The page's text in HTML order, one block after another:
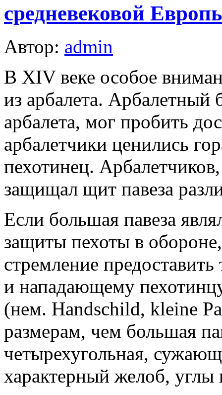
средневековой
Автор: admin
В XIV веке особое
из арбалета.
арбалета, мог пробить
арбалетчики ценились
пехотинец.
защищал щит павеза
Если большая павеза
защиты пехоты в
стремление
и нападающему
(нем. Handschild, kleine
размерам, чем большая
четырехугольная,
характерный желоб, углы